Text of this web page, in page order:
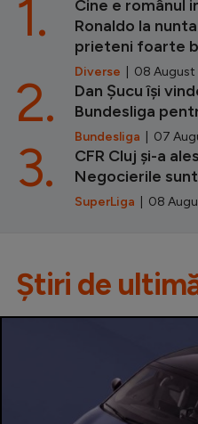
Cine e românul
Ronaldo la
prieteni foarte
Diverse | 08 August
1.
Dan Șucu își
Bundesliga
Bundesliga | 07
2.
CFR Cluj și-a
Negocierile
SuperLiga | 08
3.
Știri de